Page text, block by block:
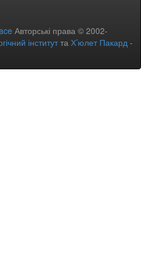
Авторські права © 2002-
інститутта Х’юлет Пакард -